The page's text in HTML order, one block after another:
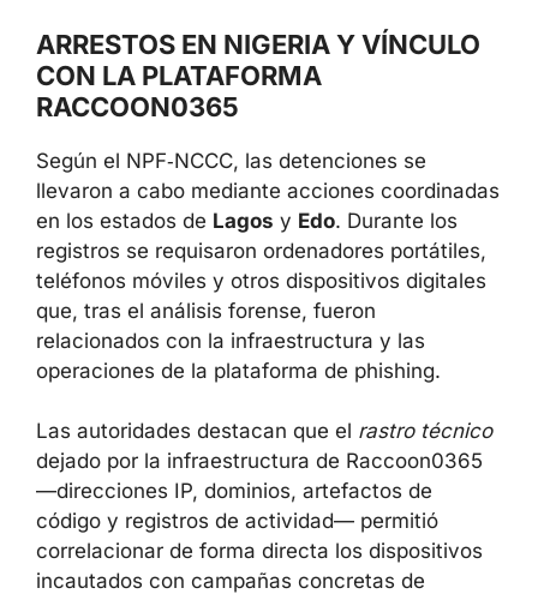
ARRESTOS EN NIGERIA Y VÍNCULO
CON LA PLATAFORMA
Según el NPF‑NCCC, las detenciones se
llevaron a cabo mediante acciones
coordinadas en los estados deLagosyEdo.
Durante los registros se requisaron
ordenadores portátiles, teléfonos móviles y
otros dispositivos digitales que, tras el análisis
forense, fueron relacionados con la
plataforma de phishing.
Las autoridades destacan que elrastro
técnicodejado por la infraestructura de
Raccoon0365 —direcciones IP, dominios,
artefactos de código y registros de actividad